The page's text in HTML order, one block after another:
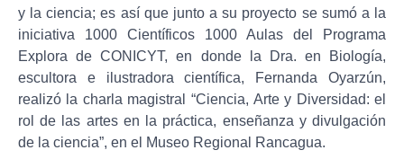
y la ciencia; es así que junto a su proyecto se sumó a la
iniciativa 1000 Científicos 1000 Aulas del Programa
Explora de CONICYT, en donde la Dra. en Biología,
escultora e ilustradora científica, Fernanda Oyarzún,
realizó la charla magistral “Ciencia, Arte y Diversidad: el
rol de las artes en la práctica, enseñanza y divulgación
de la ciencia”, en el Museo Regional Rancagua.